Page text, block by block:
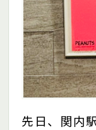
先日、関内